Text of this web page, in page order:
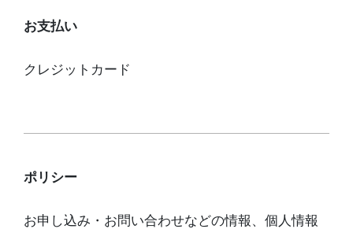
お支払い
クレジットカード
ポリシー
お申し込み・お問い合わせなどの情報、個人情報